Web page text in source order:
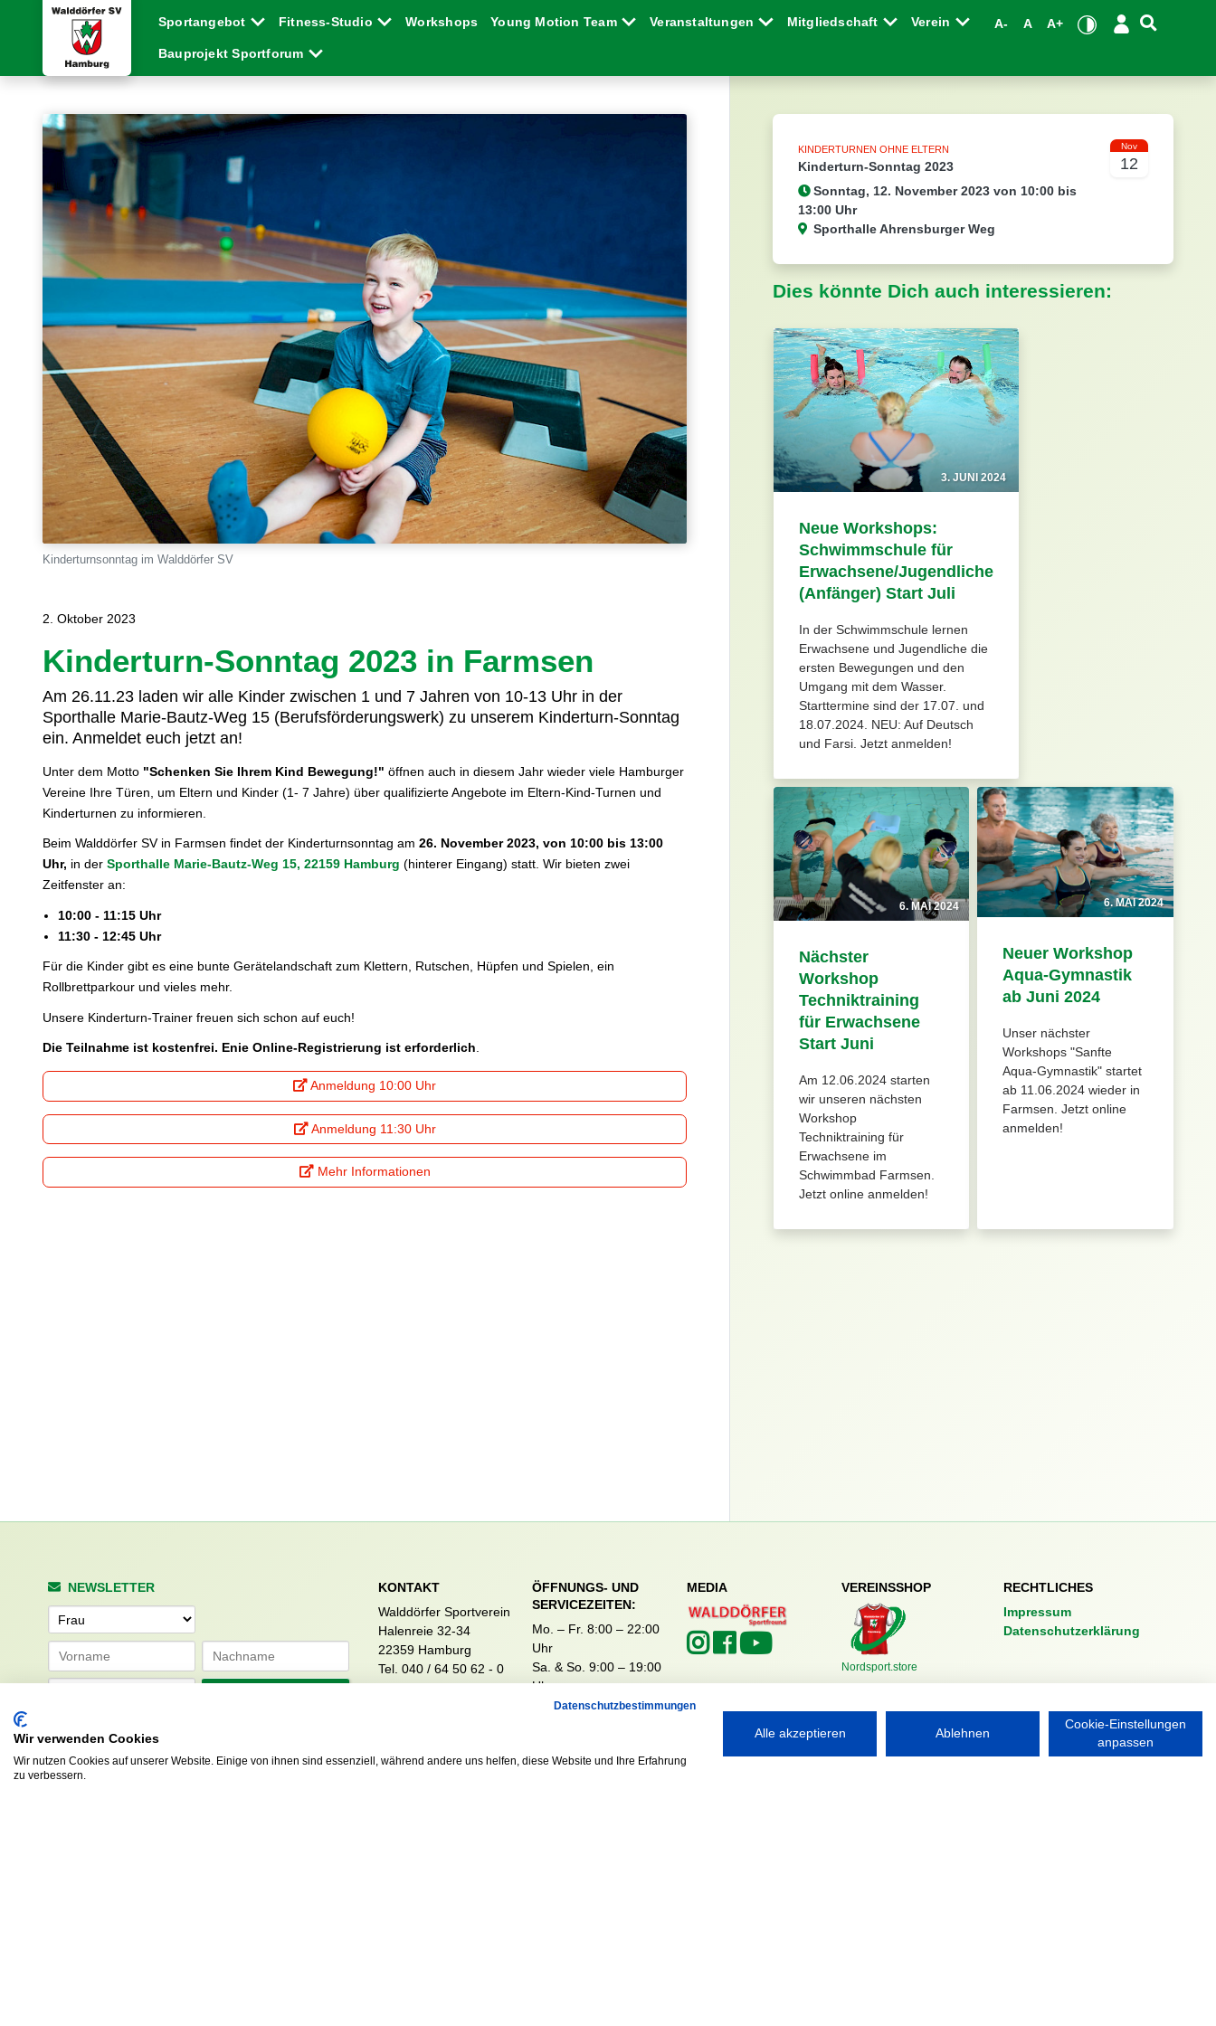
Sportangebot Fitness-Studio Workshops Young Motion Team Veranstaltungen Mitgliedschaft Verein
Bauprojekt Sportforum
A- A A+
Kinderturnsonntag im Walddörfer SV
2. Oktober 2023
Kinderturn-Sonntag 2023 in Farmsen
Am 26.11.23 laden wir alle Kinder zwischen 1 und 7 Jahren von 10-13 Uhr in der
Sporthalle Marie-Bautz-Weg 15 (Berufsförderungswerk) zu unserem Kinderturn-Sonntag
ein. Anmeldet euch jetzt an!
Unter dem Motto "Schenken Sie Ihrem Kind Bewegung!" öffnen auch in diesem Jahr wieder viele Hamburger
Vereine Ihre Türen, um Eltern und Kinder (1- 7 Jahre) über qualifizierte Angebote im Eltern-Kind-Turnen und
Kinderturnen zu informieren.
Beim Walddörfer SV in Farmsen findet der Kinderturnsonntag am26. November 2023, von 10:00 bis 13:00
Uhr, in derSporthalle Marie-Bautz-Weg 15, 22159 Hamburg (hinterer Eingang) statt. Wir bieten zwei
Zeitfenster an:
10:00 - 11:15 Uhr
11:30 - 12:45 Uhr
Für die Kinder gibt es eine bunte Gerätelandschaft zum Klettern, Rutschen, Hüpfen und Spielen, ein
Rollbrettparkour und vieles mehr.
Unsere Kinderturn-Trainer freuen sich schon auf euch!
Die Teilnahme ist kostenfrei. Enie Online-Registrierung ist erforderlich
Anmeldung 10:00 Uhr
Anmeldung 11:30 Uhr
Mehr Informationen
KINDERTURNEN OHNE ELTERN
Kinderturn-Sonntag 2023
Sonntag, 12. November 2023 von 10:00 bis
13:00 Uhr
Sporthalle Ahrensburger Weg
Nov
12
Dies könnte Dich auch interessieren:
3. JUNI 2024
Neue Workshops:
Schwimmschule für
Erwachsene/Jugendliche
(Anfänger) Start Juli
In der Schwimmschule lernen
Erwachsene und Jugendliche die
ersten Bewegungen und den
Umgang mit dem Wasser.
Starttermine sind der 17.07. und
18.07.2024. NEU: Auf Deutsch
und Farsi. Jetzt anmelden!
6. MAI 2024
Nächster
Workshop
Techniktraining
für Erwachsene
Start Juni
Am 12.06.2024 starten
wir unseren nächsten
Workshop
Techniktraining für
Erwachsene im
Schwimmbad Farmsen.
Jetzt online anmelden!
6. MAI 2024
Neuer Workshop
Aqua-Gymnastik
ab Juni 2024
Unser nächster
Workshops "Sanfte
Aqua-Gymnastik" startet
ab 11.06.2024 wieder in
Farmsen. Jetzt online
anmelden!
NEWSLETTER
Anrede
KONTAKT
Walddörfer Sportverein
Halenreie 32-34
22359 Hamburg
Tel. 040 / 64 50 62 - 0
info@walddoerfer-
ÖFFNUNGS- UND
SERVICEZEITEN:
Mo. – Fr. 8:00 – 22:00
Uhr
Sa. & So. 9:00 – 19:00
Uhr
MEDIA VEREINSSHOP
Nordsport.store
RECHTLICHES
Impressum
Datenschutzerklärung
Datenschutzbestimmungen
Wir verwenden Cookies
Wir nutzen Cookies auf unserer Website. Einige von ihnen sind essenziell, während andere uns helfen, diese Website und Ihre Erfahrung
zu verbessern.
Alle akzeptieren Ablehnen
Cookie-Einstellungen
anpassen